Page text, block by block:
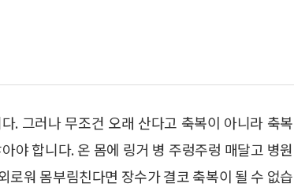
. 그러나 무조건 오래 산다고 축복이 아니라 축복
야 합니다. 온 몸에 링거 병 주렁주렁 매달고 병원
워 몸부림친다면 장수가 결코 축복이 될 수 없습